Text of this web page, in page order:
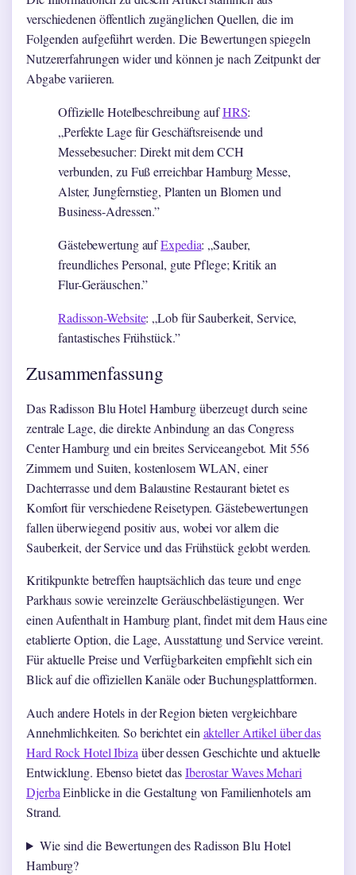
verschiedenen öffentlich zugänglichen Quellen, die im
Folgenden aufgeführt werden. Die Bewertungen spiegeln
Nutzererfahrungen wider und können je nach Zeitpunkt der
Abgabe variieren.
Offizielle Hotelbeschreibung aufHRS:
„Perfekte Lage für Geschäftsreisende und
Messebesucher: Direkt mit dem CCH
verbunden, zu Fuß erreichbar Hamburg Messe,
Alster, Jungfernstieg, Planten un Blomen und
Business-Adressen.”
Gästebewertung aufExpedia: „Sauber,
freundliches Personal, gute Pflege; Kritik an
Flur-Geräuschen.”
Radisson-Website: „Lob für Sauberkeit, Service,
fantastisches Frühstück.”
Zusammenfassung
Das Radisson Blu Hotel Hamburg überzeugt durch seine
zentrale Lage, die direkte Anbindung an das Congress
Center Hamburg und ein breites Serviceangebot. Mit 556
Zimmern und Suiten, kostenlosem WLAN, einer
Dachterrasse und dem Balaustine Restaurant bietet es
Komfort für verschiedene Reisetypen. Gästebewertungen
fallen überwiegend positiv aus, wobei vor allem die
Sauberkeit, der Service und das Frühstück gelobt werden.
Kritikpunkte betreffen hauptsächlich das teure und enge
Parkhaus sowie vereinzelte Geräuschbelästigungen. Wer
einen Aufenthalt in Hamburg plant, findet mit dem Haus eine
etablierte Option, die Lage, Ausstattung und Service vereint.
Für aktuelle Preise und Verfügbarkeiten empfiehlt sich ein
Blick auf die offiziellen Kanäle oder Buchungsplattformen.
Auch andere Hotels in der Region bieten vergleichbare
Annehmlichkeiten. So berichtet einakteller Artikel über das
Hard Rock Hotel Ibizaüber dessen Geschichte und aktuelle
Entwicklung. Ebenso bietet dasIberostar Waves Mehari
DjerbaEinblicke in die Gestaltung von Familienhotels am
Strand.
Wie sind die Bewertungen des Radisson Blu Hotel
Hamburg?